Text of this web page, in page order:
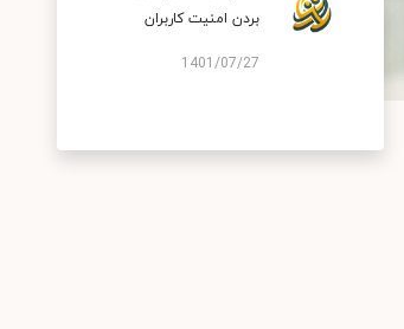
بردن امنیت کاربران
1401/07/27